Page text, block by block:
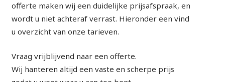
offerte maken wij een duidelijke prijsafspraak, en
wordt u niet achteraf verrast. Hieronder een vind
u overzicht van onze tarieven.
Vraag vrijblijvend naar een offerte.
Wij hanteren altijd een vaste en scherpe prijs